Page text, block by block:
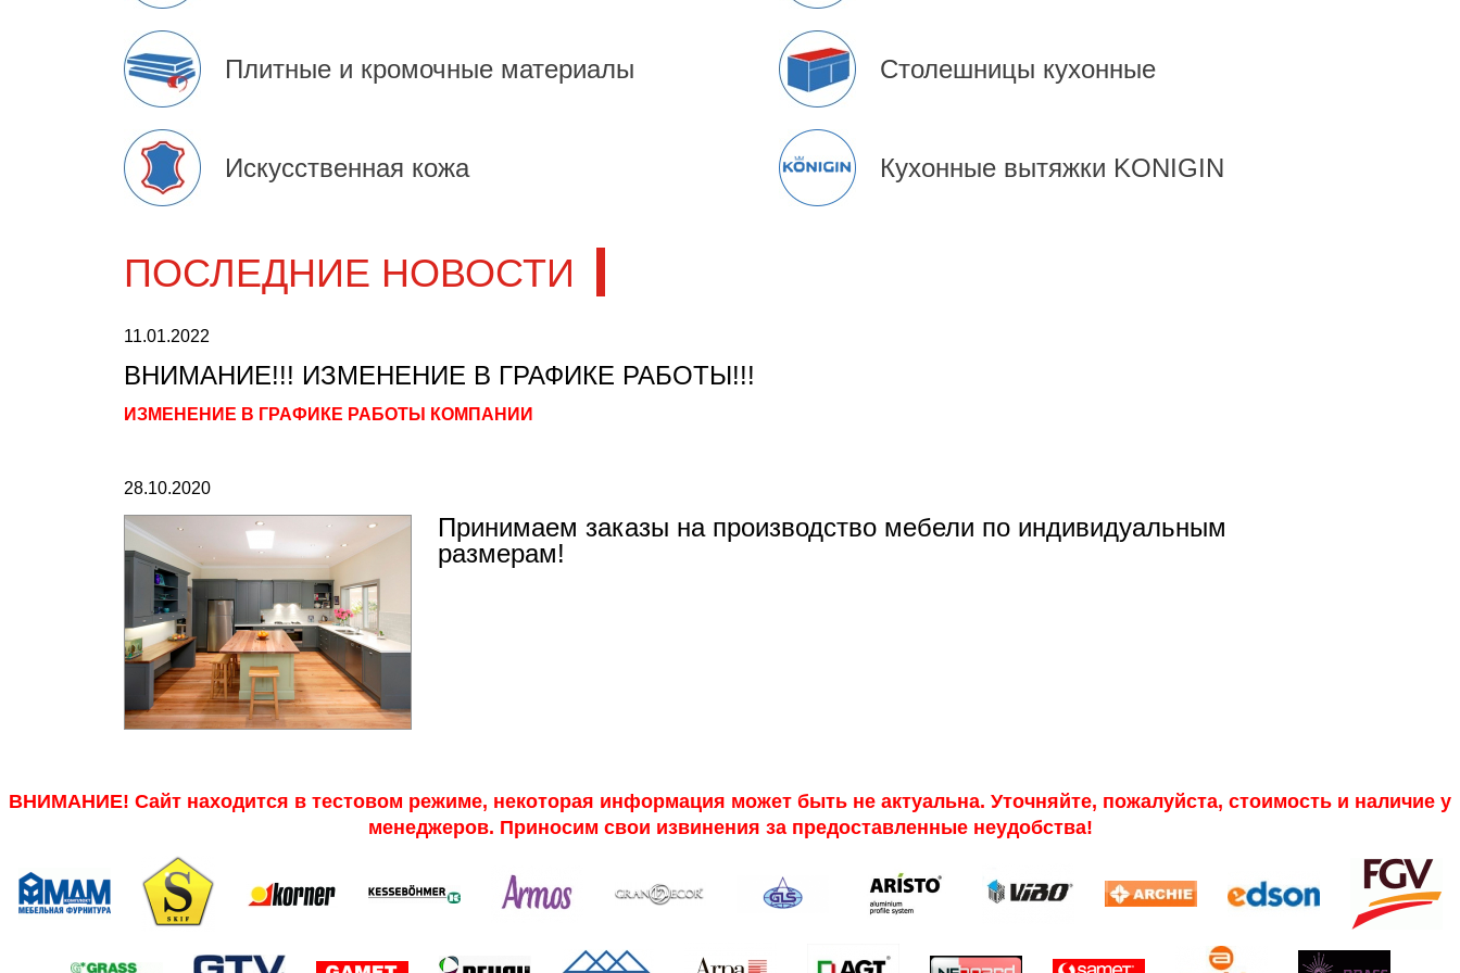
Плитные и кромочные материалы Столешницы кухонные
Искусственная кожа Кухонные вытяжки KONIGIN
ПОСЛЕДНИЕ НОВОСТИ
11.01.2022
ВНИМАНИЕ!!! ИЗМЕНЕНИЕ В ГРАФИКЕ РАБОТЫ!!!
ИЗМЕНЕНИЕ В ГРАФИКЕ РАБОТЫ КОМПАНИИ
28.10.2020
Принимаем заказы на производство мебели по индивидуальным
размерам!
ВНИМАНИЕ! Сайт находится в тестовом режиме, некоторая информация может быть не актуальна. Уточняйте, пожалуйста, стоимость и наличие у
менеджеров. Приносим свои извинения за предоставленные неудобства!